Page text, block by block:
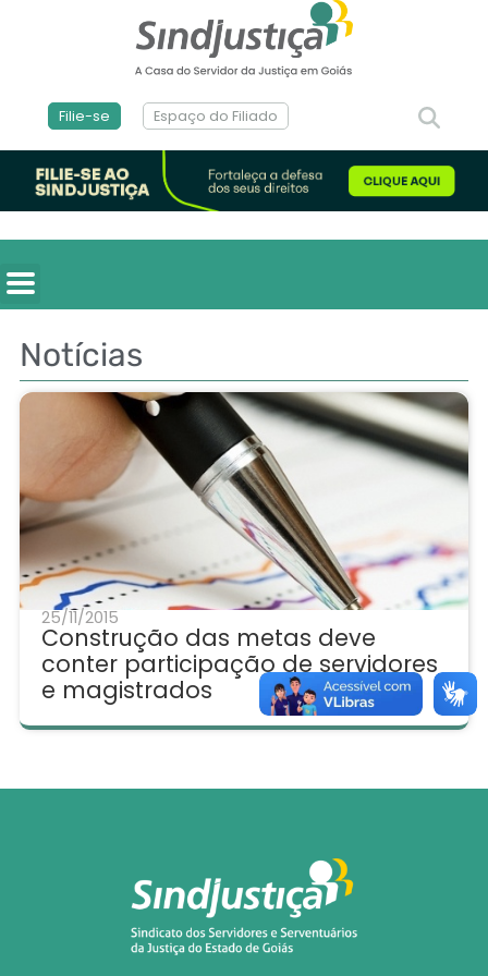
Filie-se Espaço do Filiado
Notícias
25/11/2015
Construção das metas deve
conter participação de servidores
e magistrados